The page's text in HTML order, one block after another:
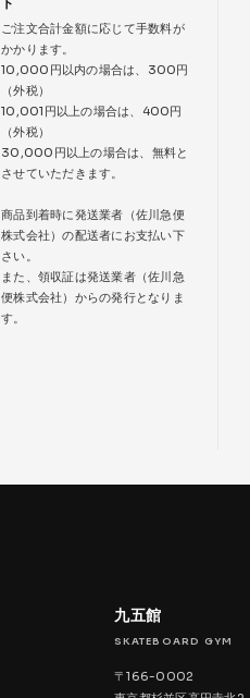
ご注文合計金額に応じて手数料が
かかります。
10,000円以内の場合は、300円
（外税）
10,001円以上の場合は、400円
（外税）
30,000円以上の場合は、無料と
させていただきます。
商品到着時に発送業者（佐川急便
株式会社）の配送者にお支払い下
さい。
また、領収証は発送業者（佐川急
便株式会社）からの発行となりま
す。
九五館
SKATEBOARD GYM
〒166-0002